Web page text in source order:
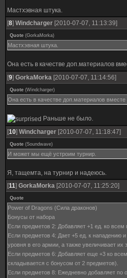
Мастхэвная штука.
[8] Windcharger [2010-07-07, 11:13:39]
Quote (GorkaMorka)
Мастхэвная штука.
Она есть в качестве доп.материалов
[9] GorkaMorka [2010-07-07, 11:14:56]
Quote (Windcharger)
Она есть в качестве доп.материалов
Раньше не было.
[10] Windcharger [2010-07-07, 11:18:47]
Quote (Soundwave)
И может мы ещё устроим турнир.
Я, тащемта, на турнир и надеюсь.
[11] GorkaMorka [2010-07-07, 11:25:20]
Quote
Power of Dragons (Сила драконов)
Бонусы от набора
Если предметов 2: Добавляет +1 ед. ко всем
Если предметов 4: Дает +5 ед. к нападению
уровня в его армии, а также увеличивает их
Если предметов 6: Добавляет еще +3 ко
складывается с бонусом от 2 предметов).
Если предметов 8: Ежедневно добавляет по